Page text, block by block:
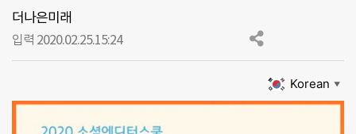
더나은미래
입력 2020.02.25.15:24
Korean ▼